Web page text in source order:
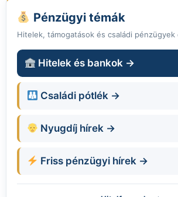
Pénzügyi témák
Hitelek, támogatások és családi pénzügyek
Hitelek és bankok →
Családi pótlék →
Nyugdíj hírek →
Friss pénzügyi hírek →